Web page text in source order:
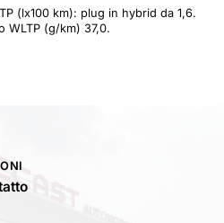
(lx100 km): plug in hybrid da 1,6.
WLTP (g/km) 37,0.